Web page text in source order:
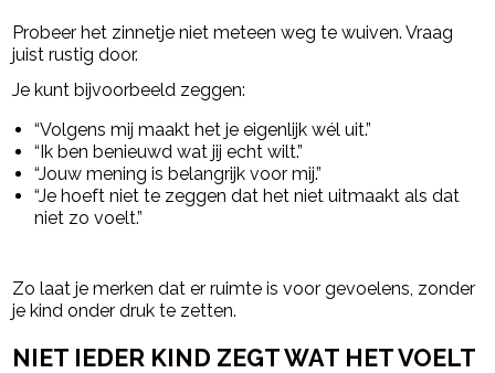
Probeer het zinnetje niet meteen weg te wuiven. Vraag
juist rustig door.
Je kunt bijvoorbeeld zeggen:
“Volgens mij maakt het je eigenlijk wél uit.”
“Ik ben benieuwd wat jij echt wilt.”
“Jouw mening is belangrijk voor mij.”
“Je hoeft niet te zeggen dat het niet uitmaakt als dat
niet zo voelt.”
Zo laat je merken dat er ruimte is voor gevoelens, zonder
je kind onder druk te zetten.
NIET IEDER KIND ZEGT WAT HET VOELT